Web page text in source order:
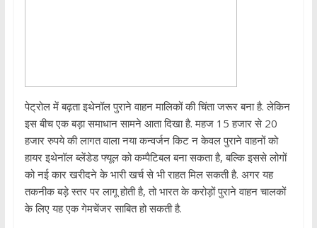
पेट्रोल में बढ़ता इथेनॉल पुराने वाहन मालिकों की चिंता जरूर बना है. लेकिन
इस बीच एक बड़ा समाधान सामने आता दिखा है. महज 15 हजार से 20
हजार रुपये की लागत वाला नया कन्वर्जन किट न केवल पुराने वाहनों को
हायर इथेनॉल ब्लेंडेड फ्यूल को कम्पैटिबल बना सकता है, बल्कि इससे लोगों
को नई कार खरीदने के भारी खर्च से भी राहत मिल सकती है. अगर यह
तकनीक बड़े स्तर पर लागू होती है, तो भारत के करोड़ों पुराने वाहन चालकों
के लिए यह एक गेमचेंजर साबित हो सकती है.